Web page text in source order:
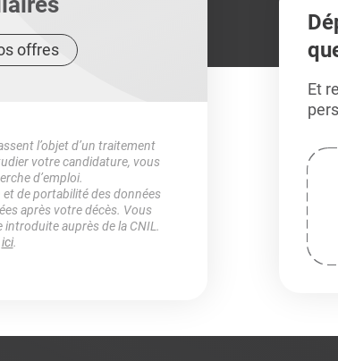
offres
l’objet d’un traitement
votre candidature, vous
d’emploi.
et de portabilité des données
après votre décès. Vous
auprès de la CNIL.
ici.
Et